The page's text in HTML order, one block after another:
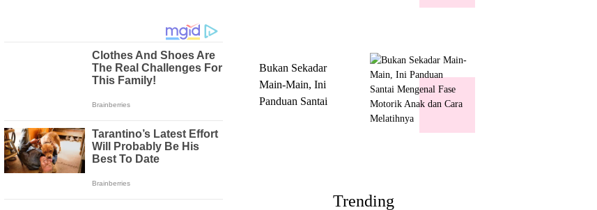
Bukan Sekadar
Main-Main, Ini
Panduan Santai
Trending